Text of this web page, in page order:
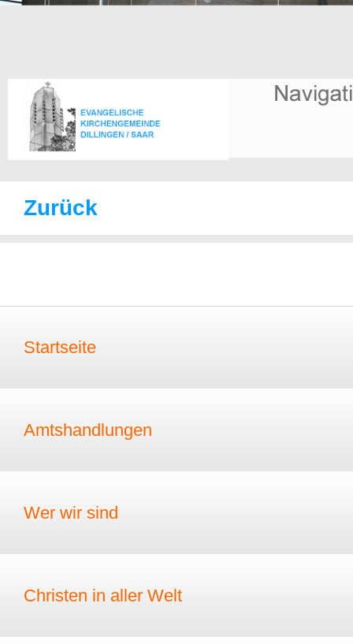
Zurück
Startseite
Amtshandlungen
Wer wir sind
Christen in aller Welt